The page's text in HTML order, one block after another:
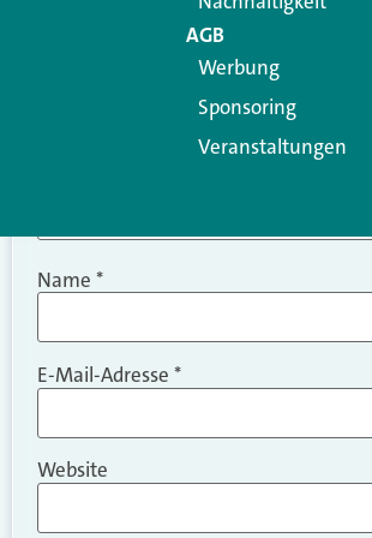
Name *
E-Mail-Adresse *
Website
AGB
Werbung
Sponsoring
Veranstaltungen